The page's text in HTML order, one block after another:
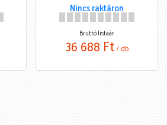
Nincs raktáron
Bruttó listaár
36 688 Ft / db